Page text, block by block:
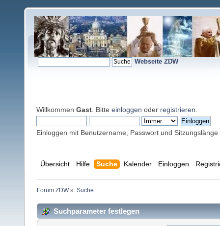
Webseite ZDW
Willkommen Gast . Bitte einloggen oder registrieren
Einloggen mit Benutzername, Passwort und Sitzungslänge
Übersicht Hilfe Suche Kalender Einloggen
Forum ZDW» Suche
Suchparameter festlegen